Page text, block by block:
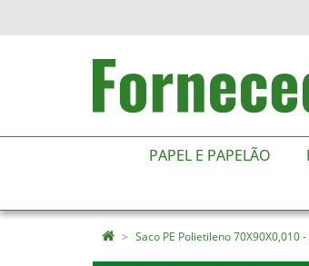
PAPEL E PAPELÃO
Saco PE Polietileno 70X90X0,010